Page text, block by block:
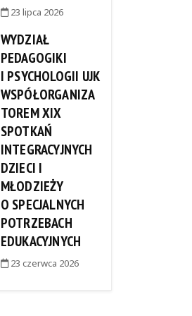
23 lipca 2026
WYDZIAŁ
PEDAGOGIKI
I PSYCHOLOGII UJK
WSPÓŁORGANIZA
TOREM XIX
SPOTKAŃ
INTEGRACYJNYCH
DZIECI I
MŁODZIEŻY
O SPECJALNYCH
POTRZEBACH
EDUKACYJNYCH
23 czerwca 2026